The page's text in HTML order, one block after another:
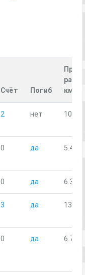
Счёт Погиб
км
2 нет 10.79
0 да 5.42
0 да 6.34
3 да 13.80
0 да 6.75